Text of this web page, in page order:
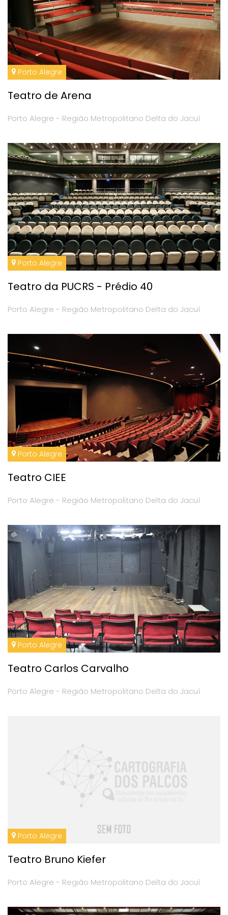
Porto Alegre
Teatro de Arena
Porto Alegre - Região Metropolitano Delta do Jacuí
Porto Alegre
Teatro da PUCRS - Prédio 40
Porto Alegre - Região Metropolitano Delta do Jacuí
Porto Alegre
Teatro CIEE
Porto Alegre - Região Metropolitano Delta do Jacuí
Porto Alegre
Teatro Carlos Carvalho
Porto Alegre - Região Metropolitano Delta do Jacuí
Porto Alegre
Teatro Bruno Kiefer
Porto Alegre - Região Metropolitano Delta do Jacuí